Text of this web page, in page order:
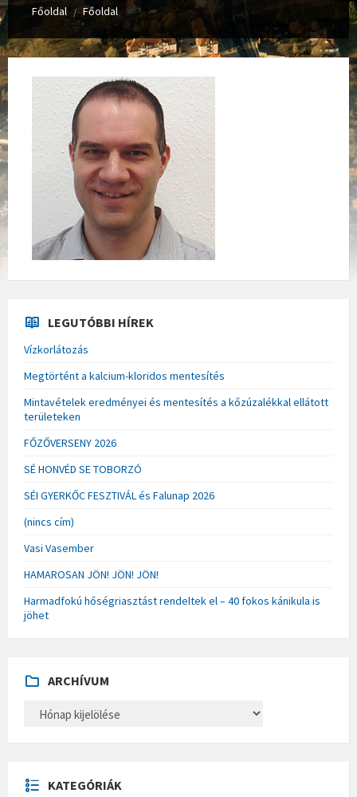
Főoldal / Főoldal
LEGUTÓBBI HÍREK
Vízkorlátozás
Megtörtént a kalcium-kloridos mentesítés
Mintavételek eredményei és mentesítés a kőzúzalékkal ellátott
területeken
FŐZŐVERSENY 2026
SÉ HONVÉD SE TOBORZÓ
SÉI GYERKŐC FESZTIVÁL és Falunap 2026
(nincs cím)
Vasi Vasember
HAMAROSAN JÖN! JÖN! JÖN!
Harmadfokú hőségriasztást rendeltek el – 40 fokos kánikula is
jöhet
ARCHÍVUM
H
U
M
KATEGÓRIÁK